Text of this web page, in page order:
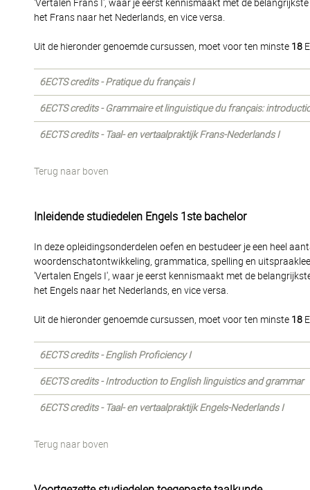
'Vertalen Frans I', waar je eerst kennismaakt met de
het Frans naar het Nederlands, en vice versa.
Uit de hieronder genoemde cursussen, moet voor ten minste 18
6ECTS credits - Pratique du français I
6ECTS credits - Grammaire et linguistique du français:
6ECTS credits - Taal- en vertaalpraktijk Frans-Nederlands I
Terug naar boven
Inleidende studiedelen Engels 1ste bachelor
In deze opleidingsonderdelen oefen en bestudeer je een heel
woordenschatontwikkeling, grammatica, spelling en
'Vertalen Engels I', waar je eerst kennismaakt met de
het Engels naar het Nederlands, en vice versa.
Uit de hieronder genoemde cursussen, moet voor ten minste 18
6ECTS credits - English Proficiency I
6ECTS credits - Introduction to English linguistics and grammar
6ECTS credits - Taal- en vertaalpraktijk Engels-Nederlands I
Terug naar boven